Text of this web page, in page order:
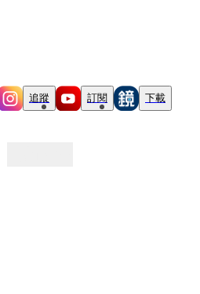
追蹤 訂閱 下載